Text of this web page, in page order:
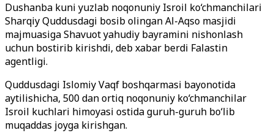
Dushanba kuni yuzlab noqonuniy Isroil ko‘chmanchilari
Sharqiy Quddusdagi bosib olingan Al-Aqso masjidi
majmuasiga Shavuot yahudiy bayramini nishonlash
uchun bostirib kirishdi, deb xabar berdi Falastin
agentligi.
Quddusdagi Islomiy Vaqf boshqarmasi bayonotida
aytilishicha, 500 dan ortiq noqonuniy ko‘chmanchilar
Isroil kuchlari himoyasi ostida guruh-guruh bo‘lib
muqaddas joyga kirishgan.